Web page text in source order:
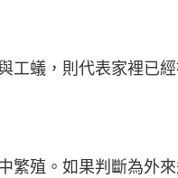
工蟻，則代表家裡已
繁殖。如果判斷為外